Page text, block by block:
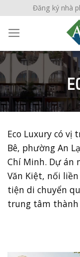
content
Đăng ký nhà
Eco Luxury có
Bê, phường An
Chí Minh. Dự án
Văn Kiệt, nối
tiện di chuyển
trung tâm thành